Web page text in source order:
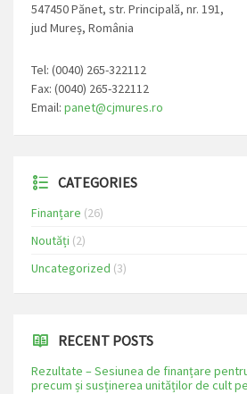
547450 Pănet, str. Principală, nr. 191,
jud Mureș, România
Tel: (0040) 265-322112
Fax: (0040) 265-322112
Email: panet@cjmures.ro
CATEGORIES
Finanțare (26)
Noutăți (2)
Uncategorized (3)
RECENT POSTS
Rezultate – Sesiunea de finanțare
precum și susținerea unităților de cult